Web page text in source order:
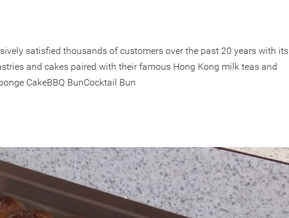
satisfied thousands of customers over the past 20 years with its
and cakes paired with their famous Hong Kong milk teas and
CakeBBQ BunCocktail Bun